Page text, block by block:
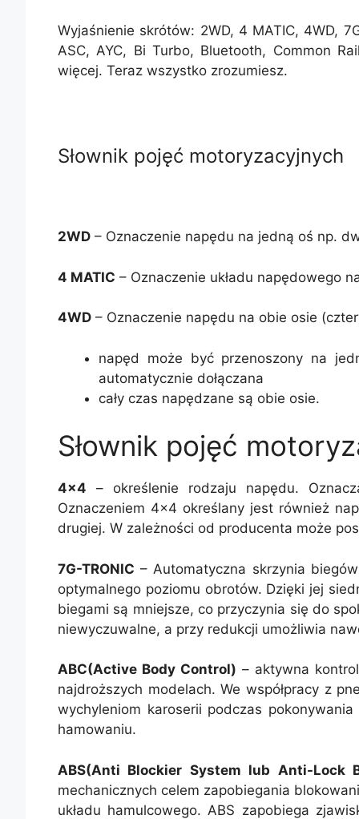
Wyjaśnienie skrótów: 2WD, 4 MATIC, 4WD,
ASC, AYC, Bi Turbo, Bluetooth, Common
więcej. Teraz wszystko zrozumiesz.
Słownik pojęć motoryzacyjnych
2WD – Oznaczenie napędu na jedną oś np.
4 MATIC – Oznaczenie układu napędowego
4WD – Oznaczenie napędu na obie osie
napęd może być przenoszony na
automatycznie dołączana
cały czas napędzane są obie osie.
Słownik pojęć
4×4 – określenie rodzaju napędu.
Oznaczeniem 4×4 określany jest również
drugiej. W zależności od producenta może
7G-TRONIC – Automatyczna skrzynia
optymalnego poziomu obrotów. Dzięki jej
biegami są mniejsze, co przyczynia się do
niewyczuwalne, a przy redukcji umożliwia
ABC(Active Body Control) – aktywna
najdroższych modelach. We współpracy z
wychyleniom karoserii podczas
hamowaniu.
ABS(Anti Blockier System lub Anti-Lock
mechanicznych celem zapobiegania
układu hamulcowego. ABS zapobiega